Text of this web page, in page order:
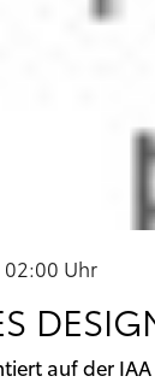
02:00 Uhr
auf der